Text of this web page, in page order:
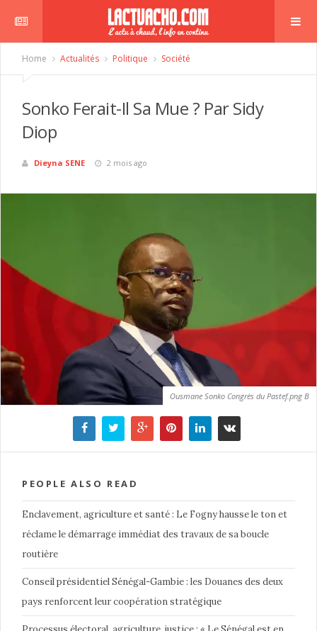
Home Actualités Politique Société
Sonko Ferait-Il Sa Mue ? Par Sidy
Diop
Dieyna SENE 2 mois ago
Ousmane Sonko Congrès du Pastef.png B
PEOPLE ALSO READ
Enclavement, agriculture et santé : Le Fogny hausse le ton et
réclame le démarrage immédiat des travaux de sa boucle
routière
Conseil présidentiel Sénégal-Gambie : les Douanes des deux
pays renforcent leur coopération stratégique